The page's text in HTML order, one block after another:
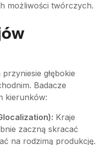
możliwości twórczych.
głębokie
Badacze
kierunków:
Kraje
zaczną skracać
na rodzimą produkcję.